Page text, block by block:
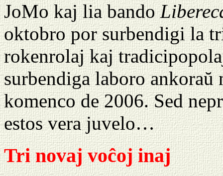
JoMo kaj lia bando
oktobro por surbendigi la
rokenrolaj kaj
surbendiga laboro
komenco de 2006. Sed
estos vera juvelo…
Tri novaj voĉoj inaj